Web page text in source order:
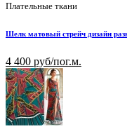
Плательные ткани
Шелк матовый стрейч дизайн
4 400 руб/пог.м.